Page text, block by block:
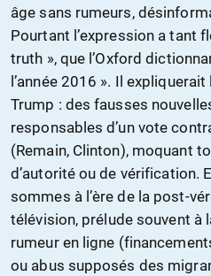
âge sans rumeurs,
Pourtant l’expression a tant
truth », que l’Oxford
l’année 2016 ». Il
Trump : des fausses
responsables d’un vote
(Remain, Clinton), moquant
d’autorité ou de vérification.
sommes à l’ère de la post-
télévision, prélude souvent à
rumeur en ligne
ou abus supposés des